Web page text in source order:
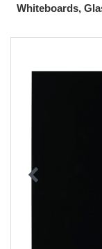
Whiteboards,